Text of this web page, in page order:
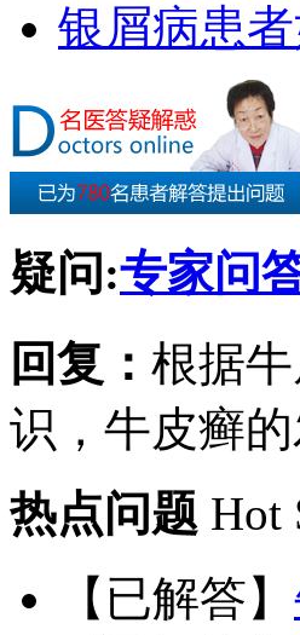
银屑病患
疑问:专家问
回复： 根据
识，牛皮癣
热点问题 Hot
【已解答】